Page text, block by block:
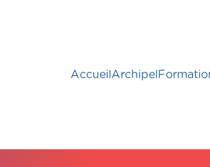
AccueilArchipel